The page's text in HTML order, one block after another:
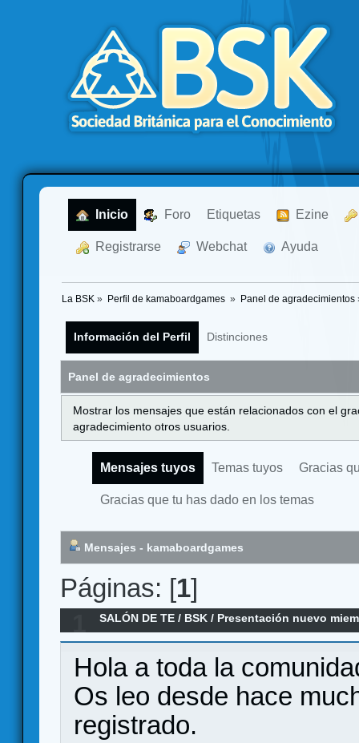
Inicio Foro Etiquetas Ezine
Registrarse Webchat Ayuda
La BSK » Perfil de kamaboardgames » Panel de agradecimientos
Información del Perfil Distinciones
Panel de agradecimientos
Mostrar los mensajes que están relacionados con el
agradecimiento otros usuarios.
Mensajes tuyos Temas tuyos Gracias
Gracias que tu has dado en los temas
Mensajes - kamaboardgames
Páginas: [1]
SALÓN DE TE / BSK / Presentación nuevo
Hola a toda la
Os leo desde hace
registrado.